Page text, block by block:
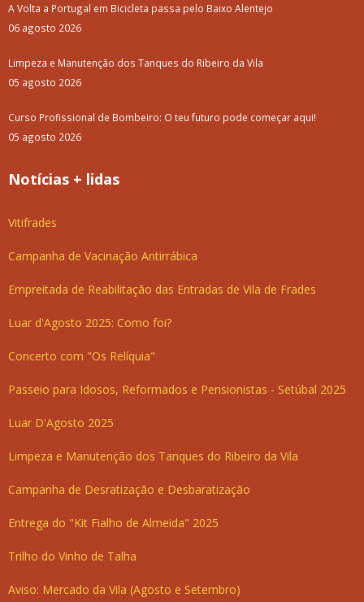
A Volta a Portugal em Bicicleta passa pelo Baixo Alentejo
06 agosto 2026
Limpeza e Manutenção dos Tanques do Ribeiro da Vila
05 agosto 2026
Curso Profissional de Bombeiro: O teu futuro pode começar aqui!
05 agosto 2026
Notícias + lidas
Vitifrades
Campanha de Vacinação Antirrábica
Empreitada de Reabilitação das Entradas de Vila de Frades
Luar d'Agosto 2025: Como foi?
Concerto com "Os Relíquia"
Passeio para Idosos, Reformados e Pensionistas - Setúbal 2025
Luar D'Agosto 2025
Limpeza e Manutenção dos Tanques do Ribeiro da Vila
Campanha de Desratização e Desbaratização
Entrega do "Kit Fialho de Almeida" 2025
Trilho do Vinho de Talha
Aviso: Mercado da Vila (Agosto e Setembro)